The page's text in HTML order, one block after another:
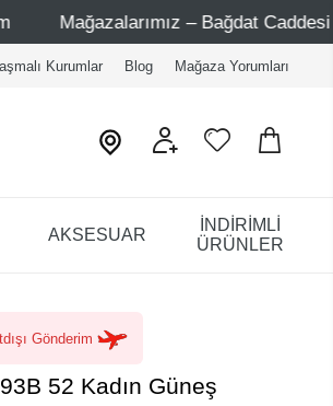
– Bağdat Caddesi 1 - Bağdat
Kurumlar Blog Mağaza Yorumları
AKSESUAR
İNDİRİMLİ
ÜRÜNLER
Gönderim
52 Kadın Güneş